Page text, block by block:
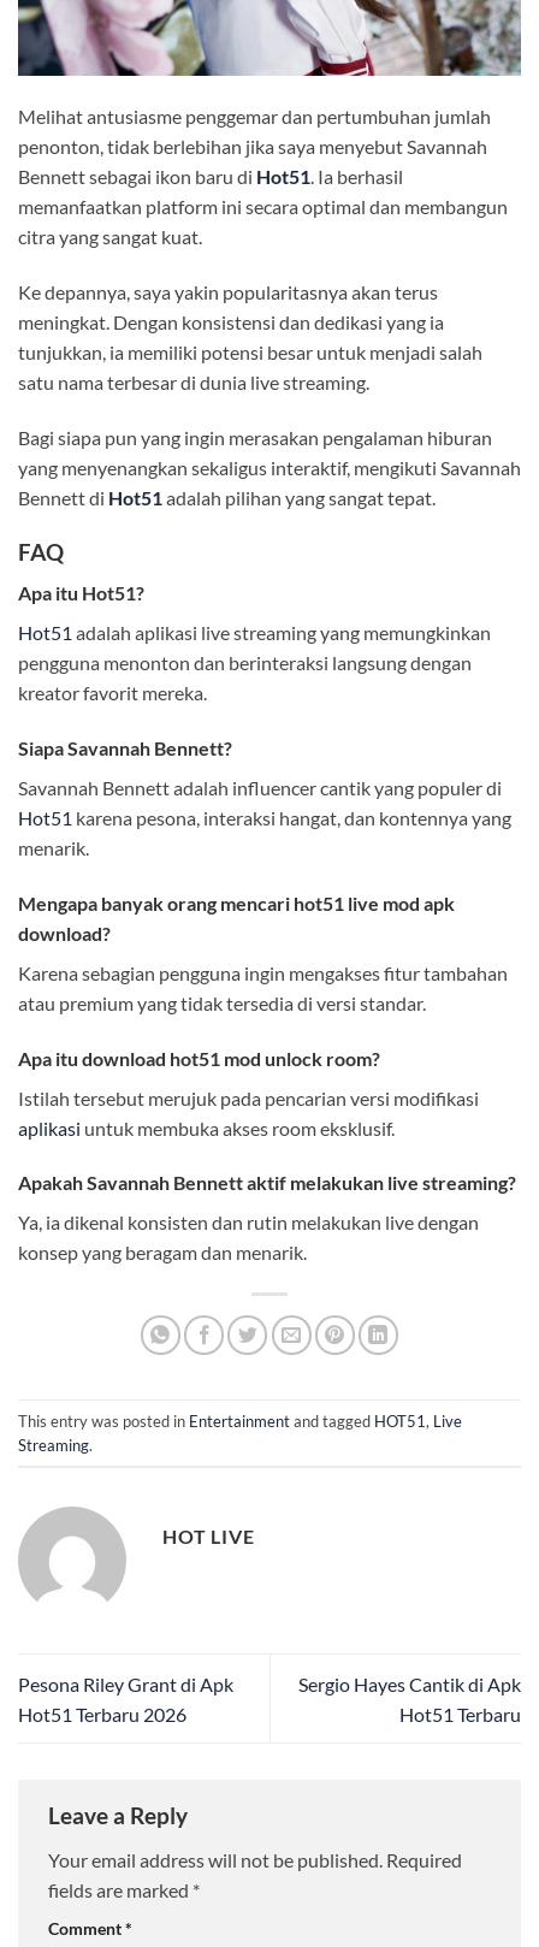
Melihat antusiasme penggemar dan pertumbuhan jumlah
penonton, tidak berlebihan jika saya menyebut Savannah
Bennett sebagai ikon baru di Hot51. Ia berhasil
memanfaatkan platform ini secara optimal dan membangun
citra yang sangat kuat.
Ke depannya, saya yakin popularitasnya akan terus
meningkat. Dengan konsistensi dan dedikasi yang ia
tunjukkan, ia memiliki potensi besar untuk menjadi salah
satu nama terbesar di dunia live streaming.
Bagi siapa pun yang ingin merasakan pengalaman hiburan
yang menyenangkan sekaligus interaktif, mengikuti Savannah
Bennett di Hot51adalah pilihan yang sangat tepat.
FAQ
Apa itu Hot51?
Hot51 adalah aplikasi live streaming yang memungkinkan
pengguna menonton dan berinteraksi langsung dengan
kreator favorit mereka.
Siapa Savannah Bennett?
Savannah Bennett adalah influencer cantik yang populer di
Hot51 karena pesona, interaksi hangat, dan kontennya yang
menarik.
Mengapa banyak orang mencari hot51 live mod apk
download?
Karena sebagian pengguna ingin mengakses fitur tambahan
atau premium yang tidak tersedia di versi standar.
Apa itu download hot51 mod unlock room?
Istilah tersebut merujuk pada pencarian versi modifikasi
aplikasi untuk membuka akses room eksklusif.
Apakah Savannah Bennett aktif melakukan live streaming?
Ya, ia dikenal konsisten dan rutin melakukan live dengan
konsep yang beragam dan menarik.
This entry was posted in Entertainmentand tagged HOT51, Live
Streaming.
HOT LIVE
Pesona Riley Grant di Apk
Hot51 Terbaru 2026
Sergio Hayes Cantik di Apk
Hot51 Terbaru
Leave a Reply
Your email address will not be published. Required
fields are marked *
Comment*